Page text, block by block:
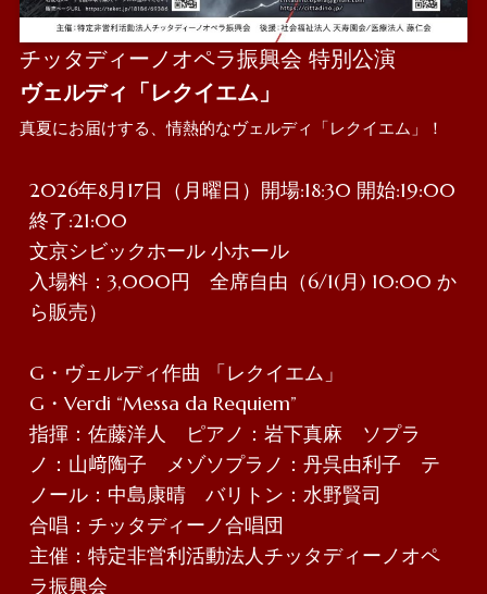
チッタディーノオペラ振興会 特別公演
ヴェルディ「レクイエム」
真夏にお届けする、情熱的なヴェルディ「レクイエム」！
2026年8月17日（月曜日）開場:18:30 開始:19:00
終了:21:00
文京シビックホール 小ホール
入場料：3,000円　全席自由（6/1(月) 10:00 か
ら販売）
G・ヴェルディ作曲 「レクイエム」
G・Verdi “Messa da Requiem”
指揮：佐藤洋人　ピアノ：岩下真麻　ソプラ
ノ：山﨑陶子　メゾソプラノ：丹呉由利子　テ
ノール：中島康晴　バリトン：水野賢司
合唱：チッタディーノ合唱団
主催：特定非営利活動法人チッタディーノオペ
ラ振興会